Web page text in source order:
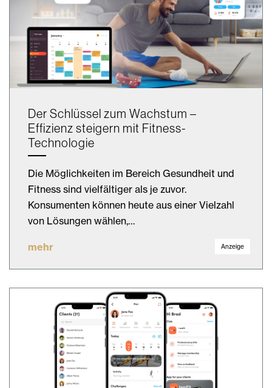
Der Schlüssel zum Wachstum –
Effizienz steigern mit Fitness-
Technologie
Die Möglichkeiten im Bereich Gesundheit und
Fitness sind vielfältiger als je zuvor.
Konsumenten können heute aus einer Vielzahl
von Lösungen wählen,…
mehr Anzeige